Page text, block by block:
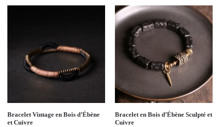
Bracelet Vintage en Bois d’Ébène
et Cuivre
Bracelet en Bois d’Ébène Sculpté et
Cuivre